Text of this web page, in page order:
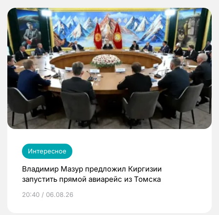
Интересное
Владимир Мазур предложил Киргизии
запустить прямой авиарейс из Томска
20:40 / 06.08.26